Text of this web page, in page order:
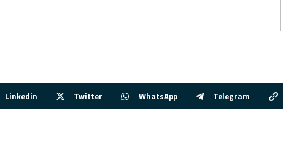
Linkedin Twitter WhatsApp Telegram